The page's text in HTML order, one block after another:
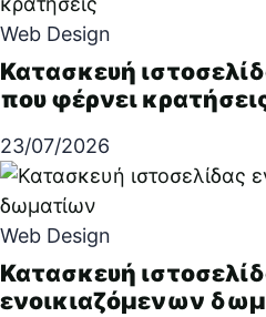
Web Design
Κατασκευή
που φέρνει
23/07/2026
Web Design
Κατασκευή
ενοικιαζόμενων